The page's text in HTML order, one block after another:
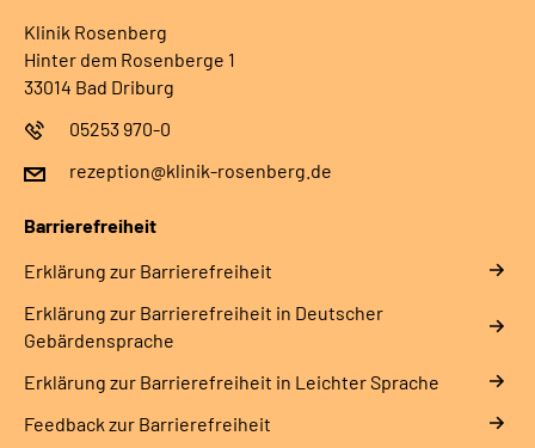
Klinik Rosenberg
Hinter dem Rosenberge 1
33014 Bad Driburg
05253 970-0
rezeption@klinik-rosenberg.de
Barrierefreiheit
Erklärung zur Barrierefreiheit
Erklärung zur Barrierefreiheit in Deutscher
Gebärdensprache
Erklärung zur Barrierefreiheit in Leichter Sprache
Feedback zur Barrierefreiheit